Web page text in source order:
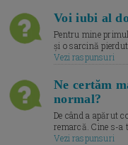
Voi iubi al
Pentru mine
și o sarcină
Vezi raspunsuri
Ne certăm
normal?
De când a apărut
remarcă. Cine s-a
Vezi raspunsuri